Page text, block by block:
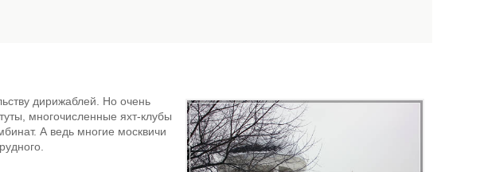
дирижаблей. Но очень
многочисленные яхт-клубы
А ведь многие москвичи